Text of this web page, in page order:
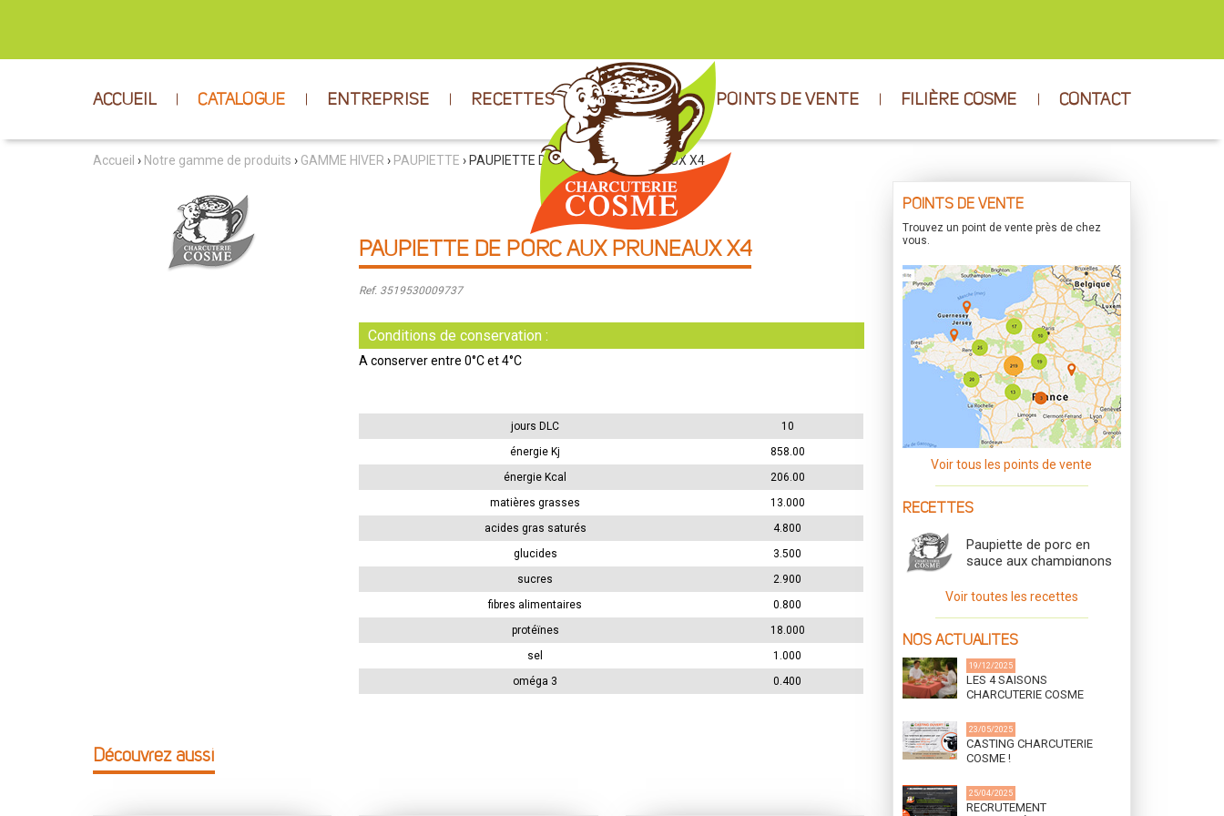
ACCUEIL CATALOGUE ENTREPRISE RECETTES POINTS DE VENTE FILIÈRE COSME CONTACT
Accueil › Notre gamme de produits › GAMME HIVER › PAUPIETTE › PAUPIETTE DE PORC AUX PRUNEAUX X4
PAUPIETTE DE PORC AUX PRUNEAUX X4
Ref. 3519530009737
Conditions de conservation :
A conserver entre 0°C et 4°C
jours DLC
10
énergie Kj
858.00
énergie Kcal
206.00
matières grasses
13.000
acides gras saturés
4.800
glucides
3.500
sucres
2.900
fibres alimentaires
0.800
protéïnes
18.000
sel
1.000
oméga 3
0.400
Découvrez aussi
POINTS DE VENTE
Trouvez un point de vente près de chez
vous.
Voir tous les points de vente
RECETTES
Paupiette de porc en
sauce aux champignons
Voir toutes les recettes
NOS ACTUALITES
19/12/2025
LES 4 SAISONS
CHARCUTERIE COSME
23/05/2025
CASTING CHARCUTERIE
COSME !
25/04/2025
RECRUTEMENT